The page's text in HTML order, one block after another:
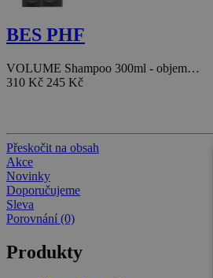
BES PHF
VOLUME Shampoo 300ml - objem…
310 Kč 245 Kč
Přeskočit na obsah
Akce
Novinky
Doporučujeme
Sleva
Porovnání (0)
Produkty